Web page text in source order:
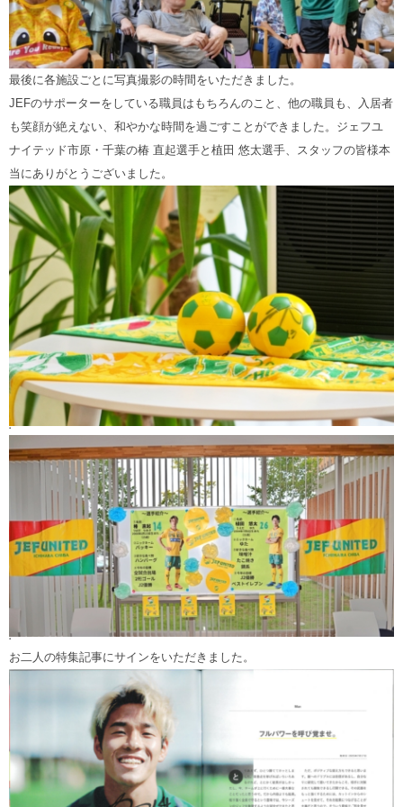
最後に各施設ごとに写真撮影の時間をいただきました。
JEFのサポーターをしている職員はもちろんのこと、他の職員も、入居者
も笑顔が絶えない、和やかな時間を過ごすことができました。ジェフユ
ナイテッド市原・千葉の椿 直起選手と植田 悠太選手、スタッフの皆様本
当にありがとうございました。
‘
‘
お二人の特集記事にサインをいただきました。